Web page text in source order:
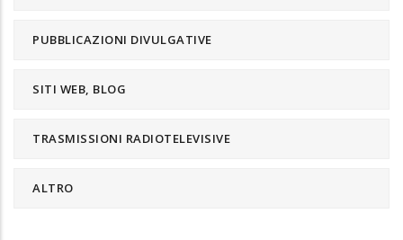
PUBBLICAZIONI DIVULGATIVE
SITI WEB, BLOG
TRASMISSIONI RADIOTELEVISIVE
ALTRO